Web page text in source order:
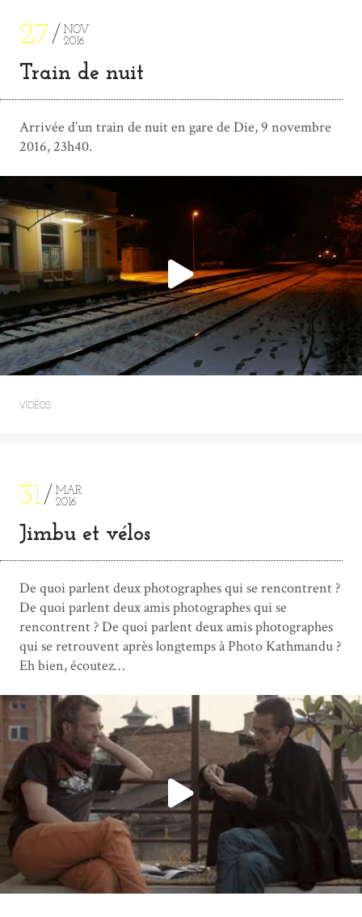
27
NOV
2016
Train de nuit
Arrivée d’un train de nuit en gare de Die, 9 novembre
2016, 23h40.
VIDÉOS
31
MAR
2016
Jimbu et vélos
De quoi parlent deux photographes qui se rencontrent ?
De quoi parlent deux amis photographes qui se
rencontrent ? De quoi parlent deux amis photographes
qui se retrouvent après longtemps à Photo Kathmandu ?
Eh bien, écoutez…